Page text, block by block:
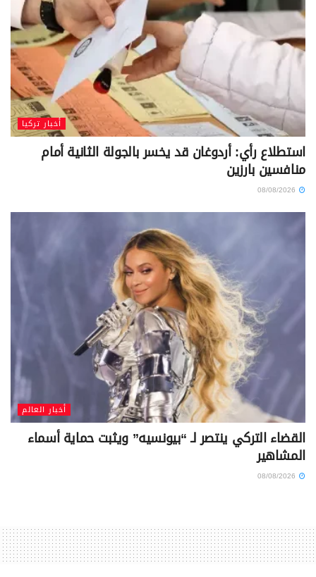
أخبار تركيا
استطلاع رأي: أردوغان قد يخسر بالجولة الثانية أمام
منافسين بارزين
أخبار العالم
القضاء التركي ينتصر لـ “بيونسيه” ويثبت حماية أسماء
المشاهير